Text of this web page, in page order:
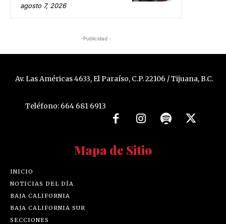
agosto 7, 2026
-Publicidad -
Av. Las Américas 4633, El Paraíso, C.P. 22106 / Tijuana, B.C.
Teléfono: 664 681 6913
Mapa de Sitio
INICIO
NOTICIAS DEL DÍA
BAJA CALIFORNIA
BAJA CALIFORNIA SUR
SECCIONES